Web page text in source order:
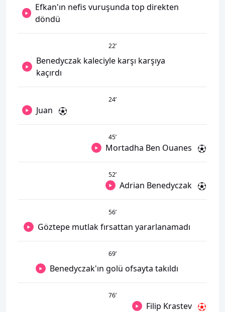
Efkan'ın nefis vuruşunda top direkten
döndü
22’
Benedyczak kaleciyle karşı karşıya
kaçırdı
24’
Juan
45’
Mortadha Ben Ouanes
52’
Adrian Benedyczak
56’
Göztepe mutlak fırsattan yararlanamadı
69’
Benedyczak'ın golü ofsayta takıldı
76’
Filip Krastev